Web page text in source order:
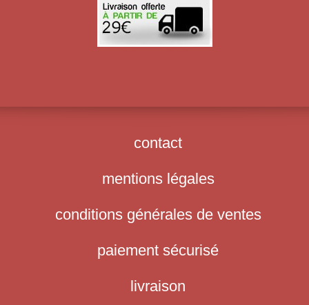
contact
mentions légales
conditions générales de ventes
paiement sécurisé
livraison